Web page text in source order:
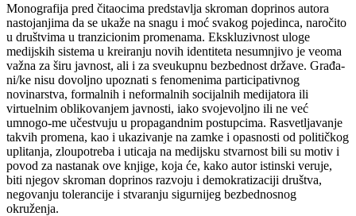
Monografija pred čitaocima predstavlјa skroman doprinos autora
nastojanjima da se ukaže na snagu i moć svakog pojedinca, naročito
u društvima u tranzicionim promenama. Ekskluzivnost uloge
medijskih sistema u kreiranju novih identiteta nesumnjivo je veoma
važna za širu javnost, ali i za sveukupnu bezbednost države. Građa-
ni/ke nisu dovolјno upoznati s fenomenima participativnog
novinarstva, formalnih i neformalnih socijalnih medijatora ili
virtuelnim oblikovanjem javnosti, iako svojevolјno ili ne već
umnogo-me učestvuju u propagandnim postupcima. Rasvetlјavanje
takvih promena, kao i ukazivanje na zamke i opasnosti od političkog
uplitanja, zloupotreba i uticaja na medijsku stvarnost bili su motiv i
povod za nastanak ove knjige, koja će, kako autor istinski veruje,
biti njegov skroman doprinos razvoju i demokratizaciji društva,
negovanju tolerancije i stvaranju sigurnijeg bezbednosnog
okruženja.